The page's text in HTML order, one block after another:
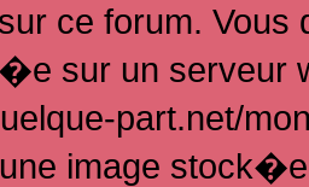
ce forum.
sur un serveur
part.net/
image